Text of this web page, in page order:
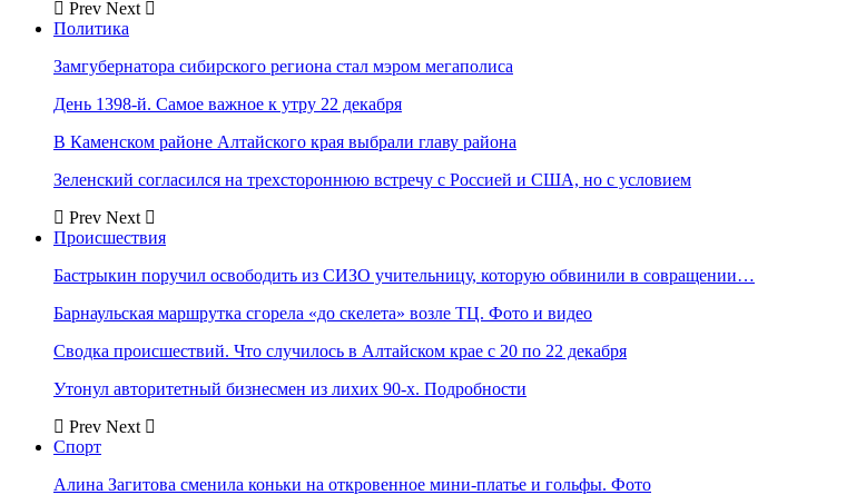
Prev Next
Политика
Замгубернатора сибирского региона стал мэром мегаполиса
День 1398-й. Самое важное к утру 22 декабря
В Каменском районе Алтайского края выбрали главу района
Зеленский согласился на трехстороннюю встречу с Россией и США, но с условием
Prev Next
Происшествия
Бастрыкин поручил освободить из СИЗО учительницу, которую обвинили в совращении…
Барнаульская маршрутка сгорела «до скелета» возле ТЦ. Фото и видео
Сводка происшествий. Что случилось в Алтайском крае с 20 по 22 декабря
Утонул авторитетный бизнесмен из лихих 90-х. Подробности
Prev Next
Спорт
Алина Загитова сменила коньки на откровенное мини-платье и гольфы. Фото